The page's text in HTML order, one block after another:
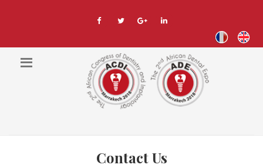
Contact Us